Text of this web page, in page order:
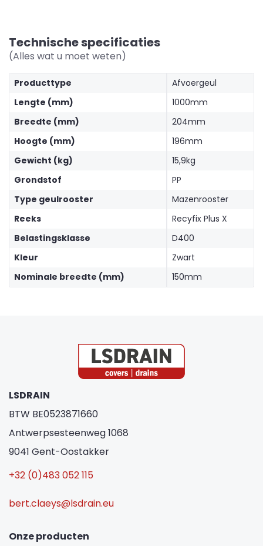
Technische specificaties
(Alles wat u moet weten)
Producttype
Afvoergeul
Lengte (mm)
1000mm
Breedte (mm)
204mm
Hoogte (mm)
196mm
Gewicht (kg)
15,9kg
Grondstof
PP
Type geulrooster
Mazenrooster
Reeks
Recyfix Plus X
Belastingsklasse
D400
Kleur
Zwart
Nominale breedte (mm)
150mm
LSDRAIN
BTW BE0523871660
Antwerpsesteenweg 1068
9041 Gent-Oostakker
+32 (0)483 052 115
bert.claeys@lsdrain.eu
Onze producten